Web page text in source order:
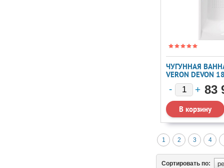
ЧУГУННАЯ
VERON DEVON
БРОНЗОВЫМИ
П
83
1 2 3 4
Сортировать по: